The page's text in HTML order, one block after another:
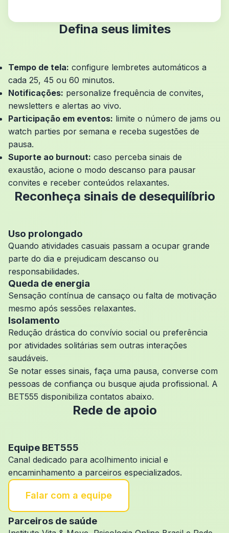
Defina seus limites
Tempo de tela: configure lembretes automáticos a
cada 25, 45 ou 60 minutos.
Notificações: personalize frequência de convites,
newsletters e alertas ao vivo.
Participação em eventos: limite o número de jams ou
watch parties por semana e receba sugestões de
pausa.
Suporte ao burnout: caso perceba sinais de
exaustão, acione o modo descanso para pausar
convites e receber conteúdos relaxantes.
Reconheça sinais de desequilíbrio
Uso prolongado
Quando atividades casuais passam a ocupar grande
parte do dia e prejudicam descanso ou
responsabilidades.
Queda de energia
Sensação contínua de cansaço ou falta de motivação
mesmo após sessões relaxantes.
Isolamento
Redução drástica do convívio social ou preferência
por atividades solitárias sem outras interações
saudáveis.
Se notar esses sinais, faça uma pausa, converse com
pessoas de confiança ou busque ajuda profissional. A
BET555 disponibiliza contatos abaixo.
Rede de apoio
Equipe BET555
Canal dedicado para acolhimento inicial e
encaminhamento a parceiros especializados.
Falar com a equipe
Parceiros de saúde